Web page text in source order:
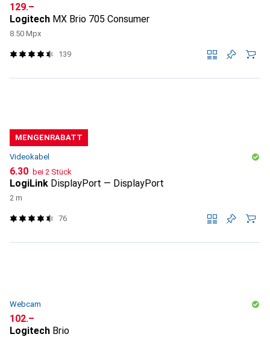
CHF
129.–
Logitech MX Brio 705 Consumer
8.50 Mpx
139
MENGENRABATT
Videokabel
CHF
6.30 bei 2 Stück
LogiLink DisplayPort — DisplayPort
2 m
76
Webcam
CHF
102.–
Logitech Brio